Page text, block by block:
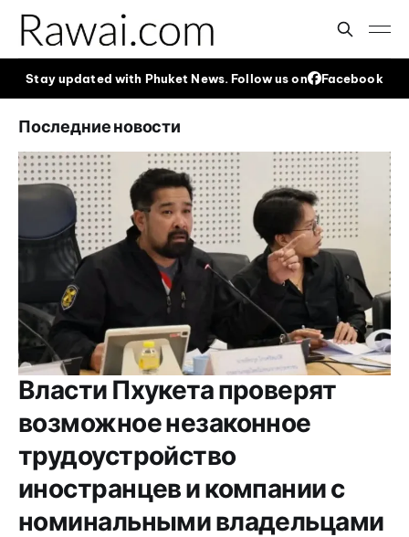
Stay updated with Phuket News. Follow us on Facebook
Последние новости
Власти Пхукета проверят
возможное незаконное
трудоустройство
иностранцев и компании с
номинальными владельцами